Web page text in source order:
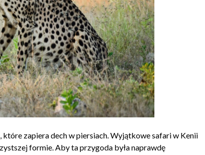
zapiera dech w piersiach. Wyjątkowe safari w Kenii
formie. Aby ta przygoda była naprawdę